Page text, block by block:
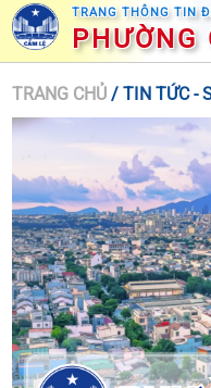
TRANG THÔNG TIN
TRANG CHỦ / TIN TỨC -